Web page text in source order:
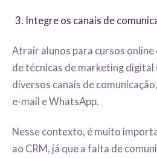
Integre os canais de
Atrair alunos para cursos online
de técnicas de marketing digital
diversos canais de
e-mail e WhatsApp.
Nesse contexto, é muito
ao CRM, já que a falta de